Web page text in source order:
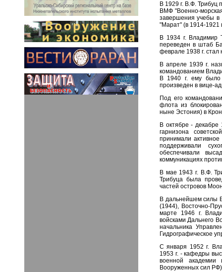
В 1929 г. В.Ф.
ВМФ "Военно-
завершения учебы в
"Марат" (в 1914-1921
В 1934 г. Владимир
переведен в штаб
феврале 1938 г.
В апреле 1939 г.
командованием
В 1940 г. ему было
произведен в вице-
Под его
флота из
ныне Эстония) в
В октябре - декабре
гарнизона
принимали
поддерживали
обеспечивали
коммуникациях
В мае 1943 г. В.Ф.
Трибуца была
частей островов
В дальнейшем силы
(1944), Восточно-
марте 1946 г.
войсками Дальнего
начальника
Гидрографическое
С января 1952 г.
1953 г. - кафедры
военной
Вооруженных сил